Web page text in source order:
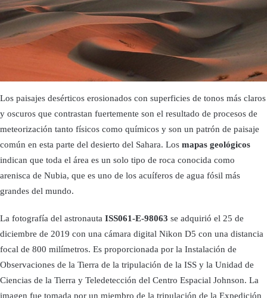
Los paisajes desérticos erosionados con superficies de tonos más claros
y oscuros que contrastan fuertemente son el resultado de procesos de
meteorización tanto físicos como químicos y son un patrón de paisaje
común en esta parte del desierto del Sahara. Los mapas geológicos
indican que toda el área es un solo tipo de roca conocida como
arenisca de Nubia, que es uno de los acuíferos de agua fósil más
grandes del mundo.
La fotografía del astronauta ISS061-E-98063 se adquirió el 25 de
diciembre de 2019 con una cámara digital Nikon D5 con una distancia
focal de 800 milímetros. Es proporcionada por la Instalación de
Observaciones de la Tierra de la tripulación de la ISS y la Unidad de
Ciencias de la Tierra y Teledetección del Centro Espacial Johnson. La
imagen fue tomada por un miembro de la tripulación de la Expedición